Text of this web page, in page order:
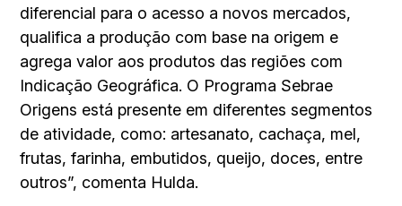
diferencial para o acesso a novos mercados,
qualifica a produção com base na origem e
agrega valor aos produtos das regiões com
Indicação Geográfica. O Programa Sebrae
Origens está presente em diferentes segmentos
de atividade, como: artesanato, cachaça, mel,
frutas, farinha, embutidos, queijo, doces, entre
outros”, comenta Hulda.